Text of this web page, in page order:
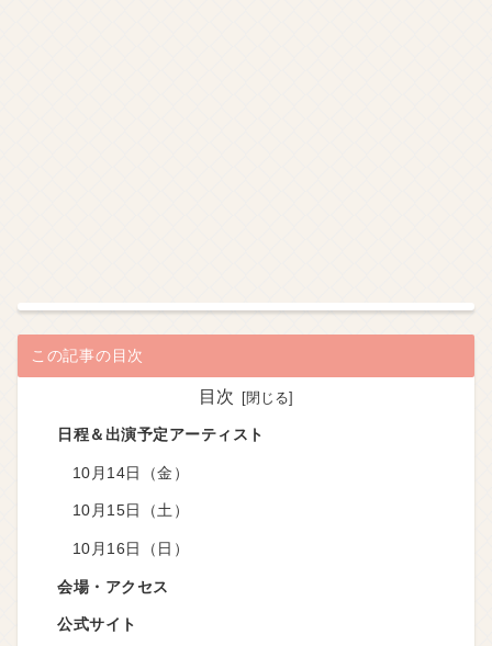
この記事の目次
目次
日程＆出演予定アーティスト
10月14日（金）
10月15日（土）
10月16日（日）
会場・アクセス
公式サイト